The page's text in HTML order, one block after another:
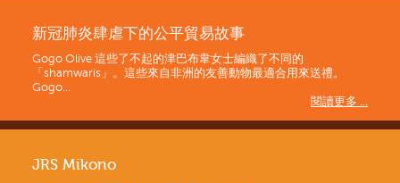
新冠肺炎肆虐下的公平貿易故事
Gogo Olive 這些了不起的津巴布韋女士編織了不同的
「shamwaris」。這些來自非洲的友善動物最適合用來送禮。
Gogo...
閱讀更多 ...
JRS Mikono